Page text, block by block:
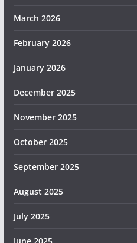
March 2026
February 2026
January 2026
December 2025
November 2025
October 2025
September 2025
August 2025
July 2025